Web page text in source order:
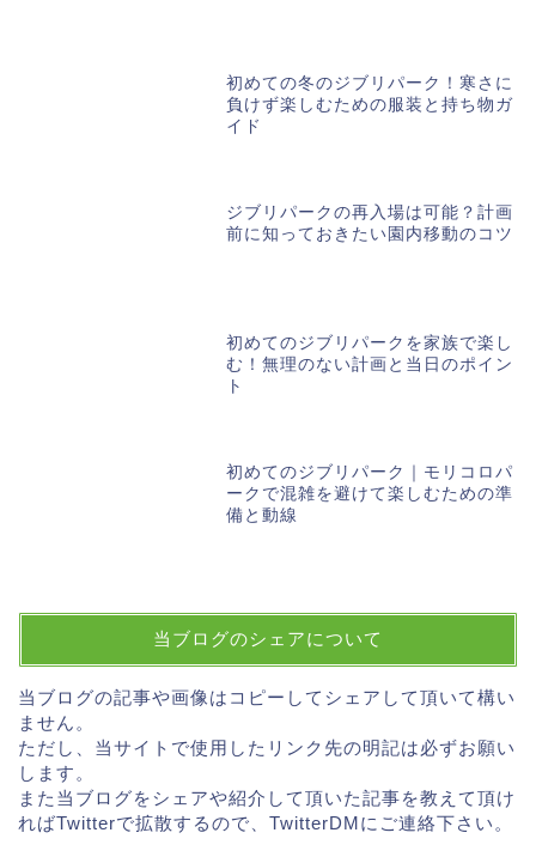
初めての冬のジブリパーク！寒さに
負けず楽しむための服装と持ち物ガ
イド
ジブリパークの再入場は可能？計画
前に知っておきたい園内移動のコツ
初めてのジブリパークを家族で楽し
む！無理のない計画と当日のポイン
ト
初めてのジブリパーク｜モリコロパ
ークで混雑を避けて楽しむための準
備と動線
当ブログのシェアについて
当ブログの記事や画像はコピーしてシェアして頂いて構い
ません。
ただし、当サイトで使用したリンク先の明記は必ずお願い
します。
また当ブログをシェアや紹介して頂いた記事を教えて頂け
ればTwitterで拡散するので、TwitterDMにご連絡下さい。